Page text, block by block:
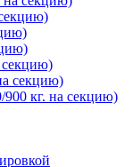
секцию)
секцию)
кг. на секцию)